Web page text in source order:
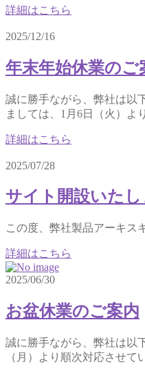
詳細はこちら
2025/12/16
年末年始休業のご
誠に勝手ながら、弊社は以
ましては、1月6日（火）
詳細はこちら
2025/07/28
サイト開設いたし
この度、弊社製品アーキス
詳細はこちら
2025/06/30
お盆休業のご案内
誠に勝手ながら、弊社は以
（月）より順次対応させ